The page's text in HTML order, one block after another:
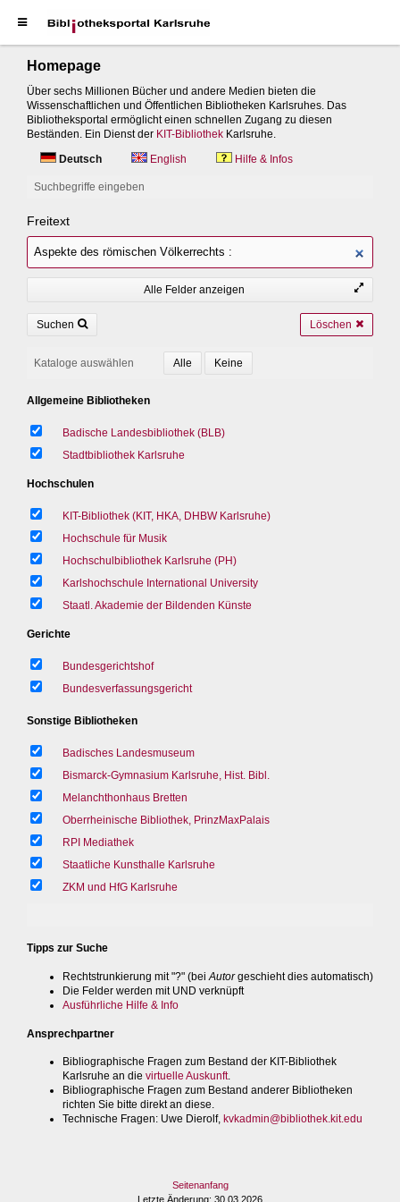
Homepage
Über sechs Millionen Bücher und andere Medien bieten die
Wissenschaftlichen und Öffentlichen Bibliotheken Karlsruhes. Das
Bibliotheksportal ermöglicht einen schnellen Zugang zu diesen
Beständen. Ein Dienst der KIT-Bibliothek Karlsruhe.
Deutsch
English Hilfe & Infos
Suchbegriffe eingeben
Freitext
Alle Felder anzeigen
Suchen Löschen
Kataloge auswählen
Allgemeine Bibliotheken
Badische Landesbibliothek (BLB)
Stadtbibliothek Karlsruhe
Hochschulen
KIT-Bibliothek (KIT, HKA, DHBW Karlsruhe)
Hochschule für Musik
Hochschulbibliothek Karlsruhe (PH)
Karlshochschule International University
Staatl. Akademie der Bildenden Künste
Gerichte
Bundesgerichtshof
Bundesverfassungsgericht
Sonstige Bibliotheken
Badisches Landesmuseum
Bismarck-Gymnasium Karlsruhe, Hist. Bibl.
Melanchthonhaus Bretten
Oberrheinische Bibliothek, PrinzMaxPalais
RPI Mediathek
Staatliche Kunsthalle Karlsruhe
ZKM und HfG Karlsruhe
Tipps zur Suche
Rechtstrunkierung mit "?" (bei Autorgeschieht dies automatisch)
Die Felder werden mit UND verknüpft
Ausführliche Hilfe & Info
Ansprechpartner
Bibliographische Fragen zum Bestand der KIT-Bibliothek
Karlsruhe an die virtuelle Auskunft.
Bibliographische Fragen zum Bestand anderer Bibliotheken
richten Sie bitte direkt an diese.
Technische Fragen: Uwe Dierolf, kvkadmin@bibliothek.kit.edu
Seitenanfang
Letzte Änderung: 30.03.2026